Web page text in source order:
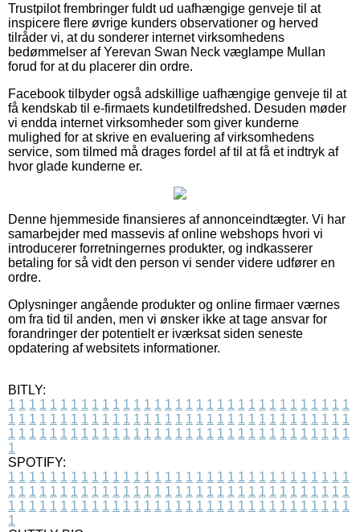
Trustpilot frembringer fuldt ud uafhængige genveje til at
inspicere flere øvrige kunders observationer og herved
tilråder vi, at du sonderer internet virksomhedens
bedømmelser af Yerevan Swan Neck væglampe Mullan
forud for at du placerer din ordre.
Facebook tilbyder også adskillige uafhængige genveje til at
få kendskab til e-firmaets kundetilfredshed. Desuden møder
vi endda internet virksomheder som giver kunderne
mulighed for at skrive en evaluering af virksomhedens
service, som tilmed må drages fordel af til at få et indtryk af
hvor glade kunderne er.
Denne hjemmeside finansieres af annonceindtægter. Vi har
samarbejder med massevis af online webshops hvori vi
introducerer forretningernes produkter, og indkasserer
betaling for så vidt den person vi sender videre udfører en
ordre.
Oplysninger angående produkter og online firmaer værnes
om fra tid til anden, men vi ønsker ikke at tage ansvar for
forandringer der potentielt er iværksat siden seneste
opdatering af websitets informationer.
BITLY:
1 1 1 1 1 1 1 1 1 1 1 1 1 1 1 1 1 1 1 1 1 1 1 1 1 1 1 1 1 1 1 1 1
1 1 1 1 1 1 1 1 1 1 1 1 1 1 1 1 1 1 1 1 1 1 1 1 1 1 1 1 1 1 1 1 1
1 1 1 1 1 1 1 1 1 1 1 1 1 1 1 1 1 1 1 1 1 1 1 1 1 1 1 1 1 1 1 1 1
1
SPOTIFY:
1 1 1 1 1 1 1 1 1 1 1 1 1 1 1 1 1 1 1 1 1 1 1 1 1 1 1 1 1 1 1 1 1
1 1 1 1 1 1 1 1 1 1 1 1 1 1 1 1 1 1 1 1 1 1 1 1 1 1 1 1 1 1 1 1 1
1 1 1 1 1 1 1 1 1 1 1 1 1 1 1 1 1 1 1 1 1 1 1 1 1 1 1 1 1 1 1 1 1
1